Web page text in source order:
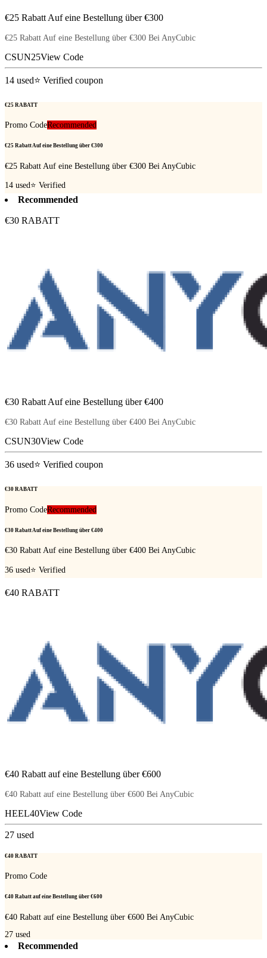
€25 Rabatt Auf eine Bestellung über €300
€25 Rabatt Auf eine Bestellung über €300 Bei AnyCubic
CSUN25View Code
14 used⭐ Verified coupon
€25 RABATT
Promo CodeRecommended
€25 Rabatt Auf eine Bestellung über €300
€25 Rabatt Auf eine Bestellung über €300 Bei AnyCubic
14 used⭐ Verified
Recommended
€30 RABATT
€30 Rabatt Auf eine Bestellung über €400
€30 Rabatt Auf eine Bestellung über €400 Bei AnyCubic
CSUN30View Code
36 used⭐ Verified coupon
€30 RABATT
Promo CodeRecommended
€30 Rabatt Auf eine Bestellung über €400
€30 Rabatt Auf eine Bestellung über €400 Bei AnyCubic
36 used⭐ Verified
€40 RABATT
€40 Rabatt auf eine Bestellung über €600
€40 Rabatt auf eine Bestellung über €600 Bei AnyCubic
HEEL40View Code
27 used
€40 RABATT
Promo Code
€40 Rabatt auf eine Bestellung über €600
€40 Rabatt auf eine Bestellung über €600 Bei AnyCubic
27 used
Recommended